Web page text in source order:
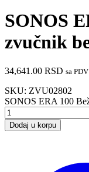
SONOS
zvučnik
34,641.00 RSD sa PDV
SKU: ZVU02802
SONOS ERA 100
Dodaj u korpu